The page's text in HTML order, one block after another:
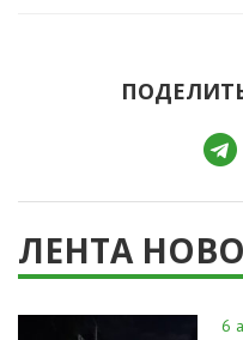
ЛЕНТА
6